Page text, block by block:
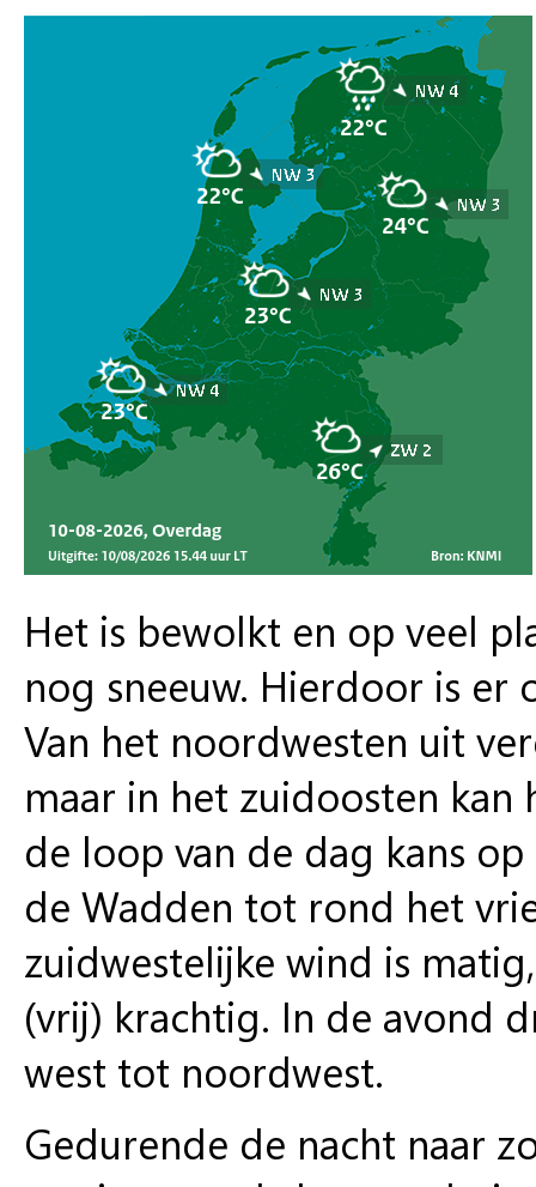
Het is bewolkt en op veel
nog sneeuw. Hierdoor is er
Van het noordwesten uit
maar in het zuidoosten
de loop van de dag kans
de Wadden tot rond het
zuidwestelijke wind is
(vrij) krachtig. In de avond
west tot noordwest.
Gedurende de nacht naar